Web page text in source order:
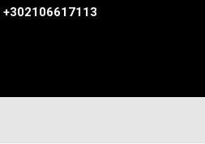
+302106617113